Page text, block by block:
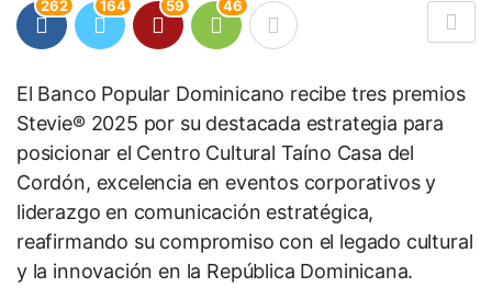
262 164 59 46
El Banco Popular Dominicano recibe tres premios
Stevie® 2025 por su destacada estrategia para
posicionar el Centro Cultural Taíno Casa del
Cordón, excelencia en eventos corporativos y
liderazgo en comunicación estratégica,
reafirmando su compromiso con el legado cultural
y la innovación en la República Dominicana.